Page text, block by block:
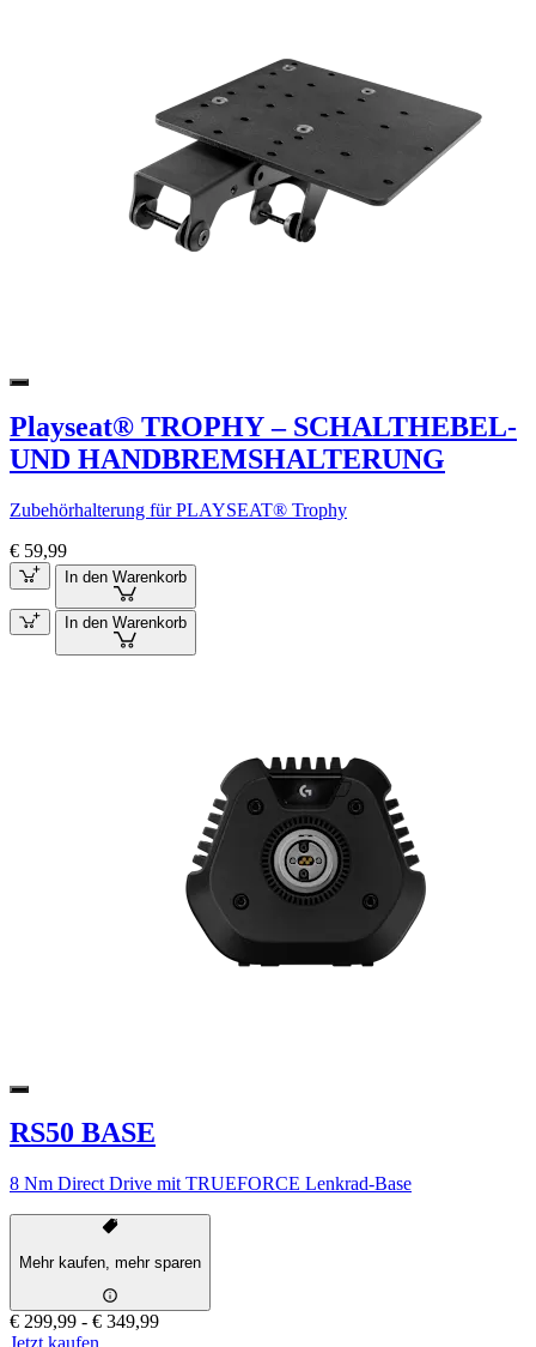
Playseat® TROPHY – SCHALTHEBEL-
UND HANDBREMSHALTERUNG
Zubehörhalterung für PLAYSEAT® Trophy
€ 59,99
In den Warenkorb
In den Warenkorb
RS50 BASE
8 Nm Direct Drive mit TRUEFORCE Lenkrad-Base
Mehr kaufen, mehr sparen
€ 299,99 - € 349,99
Jetzt kaufen